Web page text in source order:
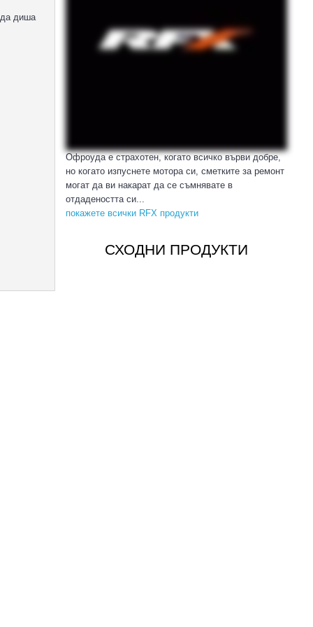
да диша
Офроуда е страхотен, когато всичко върви добре,
но когато изпуснете мотора си, сметките за ремонт
могат да ви накарат да се съмнявате в
отдадеността си...
покажете всички RFX продукти
СХОДНИ ПРОДУКТИ